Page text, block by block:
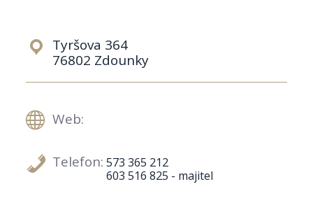
Tyršova 364
76802 Zdounky
Web:
Telefon: 573 365 212
603 516 825 - majitel